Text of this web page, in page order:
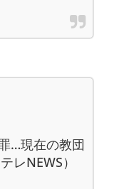
…現在の教団
レNEWS）